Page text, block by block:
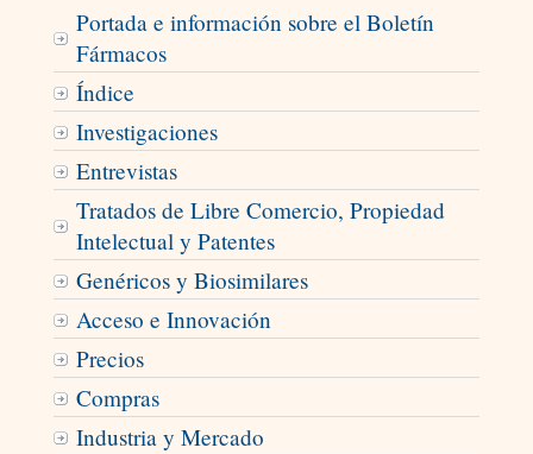
Portada e información sobre el Boletín
Fármacos
Índice
Investigaciones
Entrevistas
Tratados de Libre Comercio, Propiedad
Intelectual y Patentes
Genéricos y Biosimilares
Acceso e Innovación
Precios
Compras
Industria y Mercado